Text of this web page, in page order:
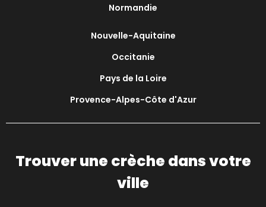
Normandie
Nouvelle-Aquitaine
Occitanie
Pays de la Loire
Provence-Alpes-Côte d'Azur
Trouver une crèche dans votre
ville